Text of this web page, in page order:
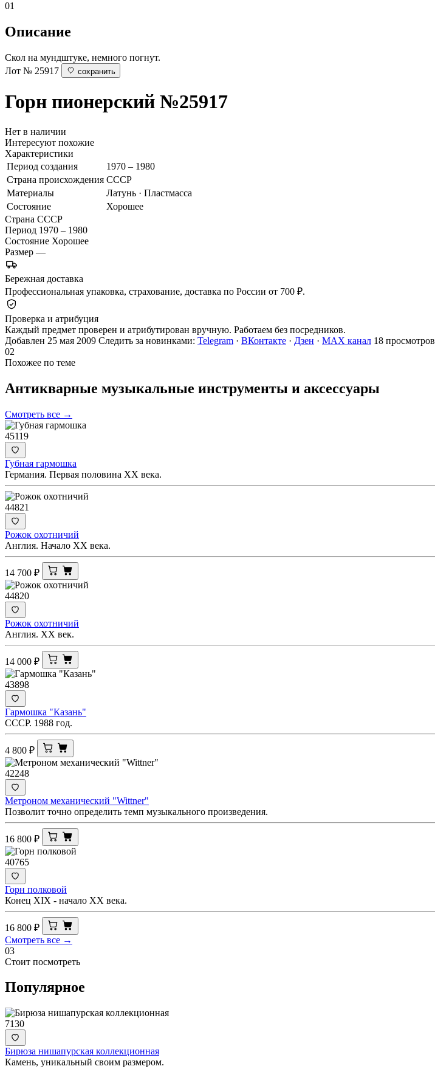
01
Описание
Скол на мундштуке, немного погнут.
Лот № 25917
сохранить
Горн пионерский №25917
Нет в наличии
Интересуют похожие
Характеристики
Период создания
1970 – 1980
Страна происхождения СССР
Материалы
Латунь · Пластмасса
Состояние
Хорошее
Страна СССР
Период 1970 – 1980
Состояние Хорошее
Размер —
Бережная доставка
Профессиональная упаковка, страхование, доставка по России от 700 ₽.
Проверка и атрибуция
Каждый предмет проверен и атрибутирован вручную. Работаем без посредников.
Добавлен 25 мая 2009 Следить за новинками: Telegram · ВКонтакте · Дзен · MAX канал 18 просмотров
02
Похожее по теме
Антикварные музыкальные инструменты и аксессуары
Смотреть все →
45119
Губная гармошка
Германия. Первая половина XX века.
44821
Рожок охотничий
Англия. Начало XX века.
14 700 ₽
44820
Рожок охотничий
Англия. XX век.
14 000 ₽
43898
Гармошка "Казань"
СССР. 1988 год.
4 800 ₽
42248
Метроном механический "Wittner"
Позволит точно определить темп музыкального произведения.
16 800 ₽
40765
Горн полковой
Конец XIX - начало ХХ века.
16 800 ₽
Смотреть все →
03
Стоит посмотреть
Популярное
7130
Бирюза нишапурская коллекционная
Камень, уникальный своим размером.